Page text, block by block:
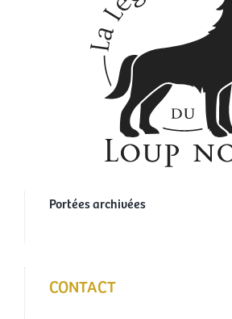
Portées archivées
CONTACT